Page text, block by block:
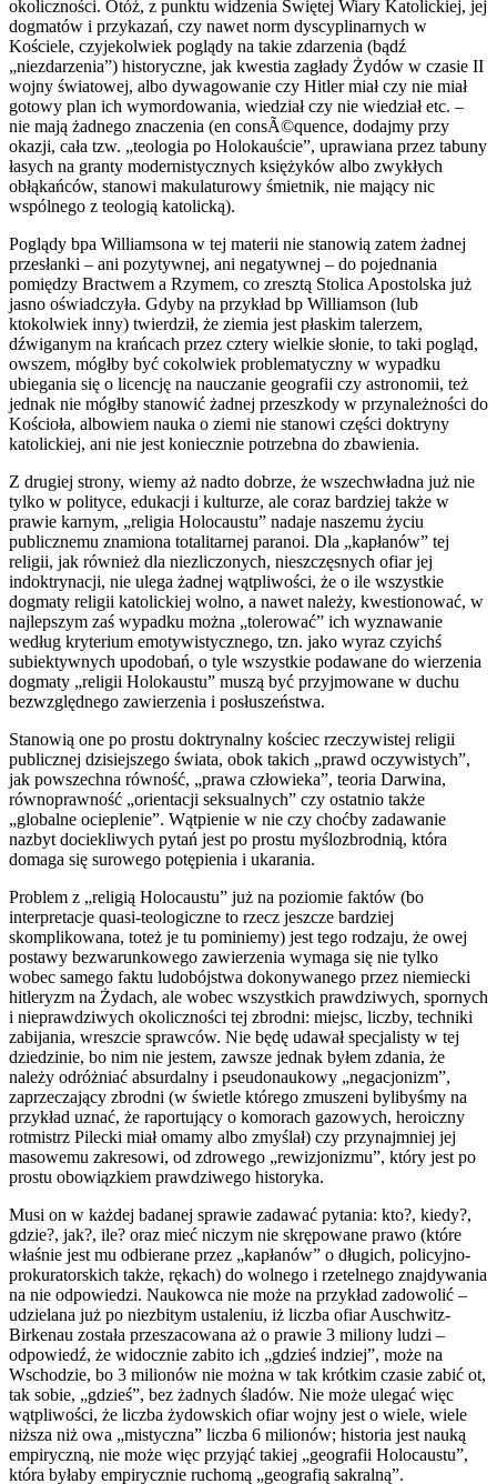
okoliczności. Otóż, z punktu widzenia Świętej Wiary Katolickiej, jej
dogmatów i przykazań, czy nawet norm dyscyplinarnych w
Kościele, czyjekolwiek poglądy na takie zdarzenia (bądź
„niezdarzenia”) historyczne, jak kwestia zagłady Żydów w czasie II
wojny światowej, albo dywagowanie czy Hitler miał czy nie miał
gotowy plan ich wymordowania, wiedział czy nie wiedział etc. –
nie mają żadnego znaczenia (en consÃ©quence, dodajmy przy
okazji, cała tzw. „teologia po Holokauście”, uprawiana przez tabuny
łasych na granty modernistycznych księżyków albo zwykłych
obłąkańców, stanowi makulaturowy śmietnik, nie mający nic
wspólnego z teologią katolicką).
Poglądy bpa Williamsona w tej materii nie stanowią zatem żadnej
przesłanki – ani pozytywnej, ani negatywnej – do pojednania
pomiędzy Bractwem a Rzymem, co zresztą Stolica Apostolska już
jasno oświadczyła. Gdyby na przykład bp Williamson (lub
ktokolwiek inny) twierdził, że ziemia jest płaskim talerzem,
dźwiganym na krańcach przez cztery wielkie słonie, to taki pogląd,
owszem, mógłby być cokolwiek problematyczny w wypadku
ubiegania się o licencję na nauczanie geografii czy astronomii, też
jednak nie mógłby stanowić żadnej przeszkody w przynależności do
Kościoła, albowiem nauka o ziemi nie stanowi części doktryny
katolickiej, ani nie jest koniecznie potrzebna do zbawienia.
Z drugiej strony, wiemy aż nadto dobrze, że wszechwładna już nie
tylko w polityce, edukacji i kulturze, ale coraz bardziej także w
prawie karnym, „religia Holocaustu” nadaje naszemu życiu
publicznemu znamiona totalitarnej paranoi. Dla „kapłanów” tej
religii, jak również dla niezliczonych, nieszczęsnych ofiar jej
indoktrynacji, nie ulega żadnej wątpliwości, że o ile wszystkie
dogmaty religii katolickiej wolno, a nawet należy, kwestionować, w
najlepszym zaś wypadku można „tolerować” ich wyznawanie
według kryterium emotywistycznego, tzn. jako wyraz czyichś
subiektywnych upodobań, o tyle wszystkie podawane do wierzenia
dogmaty „religii Holokaustu” muszą być przyjmowane w duchu
bezwzględnego zawierzenia i posłuszeństwa.
Stanowią one po prostu doktrynalny kościec rzeczywistej religii
publicznej dzisiejszego świata, obok takich „prawd oczywistych”,
jak powszechna równość, „prawa człowieka”, teoria Darwina,
równoprawność „orientacji seksualnych” czy ostatnio także
„globalne ocieplenie”. Wątpienie w nie czy choćby zadawanie
nazbyt dociekliwych pytań jest po prostu myślozbrodnią, która
domaga się surowego potępienia i ukarania.
Problem z „religią Holocaustu” już na poziomie faktów (bo
interpretacje quasi-teologiczne to rzecz jeszcze bardziej
skomplikowana, toteż je tu pominiemy) jest tego rodzaju, że owej
postawy bezwarunkowego zawierzenia wymaga się nie tylko
wobec samego faktu ludobójstwa dokonywanego przez niemiecki
hitleryzm na Żydach, ale wobec wszystkich prawdziwych, spornych
i nieprawdziwych okoliczności tej zbrodni: miejsc, liczby, techniki
zabijania, wreszcie sprawców. Nie będę udawał specjalisty w tej
dziedzinie, bo nim nie jestem, zawsze jednak byłem zdania, że
należy odróżniać absurdalny i pseudonaukowy „negacjonizm”,
zaprzeczający zbrodni (w świetle którego zmuszeni bylibyśmy na
przykład uznać, że raportujący o komorach gazowych, heroiczny
rotmistrz Pilecki miał omamy albo zmyślał) czy przynajmniej jej
masowemu zakresowi, od zdrowego „rewizjonizmu”, który jest po
prostu obowiązkiem prawdziwego historyka.
Musi on w każdej badanej sprawie zadawać pytania: kto?, kiedy?,
gdzie?, jak?, ile? oraz mieć niczym nie skrępowane prawo (które
właśnie jest mu odbierane przez „kapłanów” o długich, policyjno-
prokuratorskich także, rękach) do wolnego i rzetelnego znajdywania
na nie odpowiedzi. Naukowca nie może na przykład zadowolić –
udzielana już po niezbitym ustaleniu, iż liczba ofiar Auschwitz-
Birkenau została przeszacowana aż o prawie 3 miliony ludzi –
odpowiedź, że widocznie zabito ich „gdzieś indziej”, może na
Wschodzie, bo 3 milionów nie można w tak krótkim czasie zabić ot,
tak sobie, „gdzieś”, bez żadnych śladów. Nie może ulegać więc
wątpliwości, że liczba żydowskich ofiar wojny jest o wiele, wiele
niższa niż owa „mistyczna” liczba 6 milionów; historia jest nauką
empiryczną, nie może więc przyjąć takiej „geografii Holocaustu”,
która byłaby empirycznie ruchomą „geografią sakralną”.